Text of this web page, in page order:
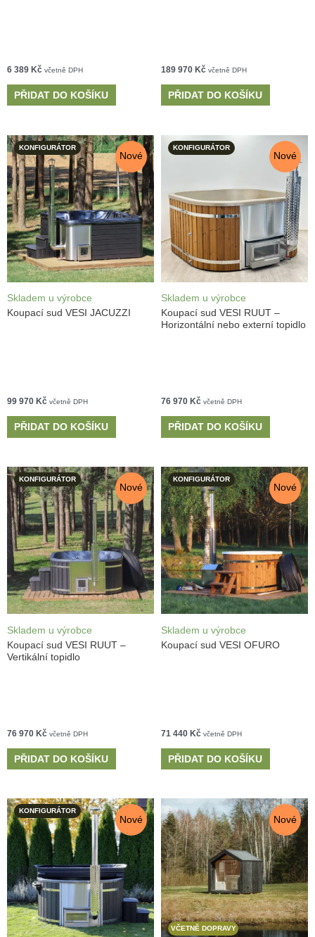
6 389 Kč včetně DPH
PŘIDAT DO KOŠÍKU
189 970 Kč včetně DPH
PŘIDAT DO KOŠÍKU
KONFIGURÁTOR
Nové
Skladem u výrobce
Koupací sud VESI JACUZZI
99 970 Kč včetně DPH
PŘIDAT DO KOŠÍKU
KONFIGURÁTOR
Nové
Skladem u výrobce
Koupací sud VESI RUUT –
Horizontální nebo externí topidlo
76 970 Kč včetně DPH
PŘIDAT DO KOŠÍKU
KONFIGURÁTOR
Nové
Skladem u výrobce
Koupací sud VESI RUUT –
Vertikální topidlo
76 970 Kč včetně DPH
PŘIDAT DO KOŠÍKU
KONFIGURÁTOR
Nové
Skladem u výrobce
Koupací sud VESI OFURO
71 440 Kč včetně DPH
PŘIDAT DO KOŠÍKU
KONFIGURÁTOR
Nové
VČETNĚ DOPRAVY
Nové